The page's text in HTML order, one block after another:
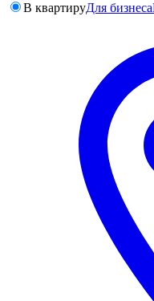
В квартируДля бизнеса